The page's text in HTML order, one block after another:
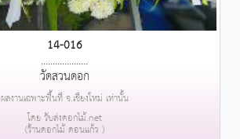
14-016
....................
วัดสวนดอก
ผลงานเฉพาะพื้นที่ จ.เชียงใหม่ เท่านั้น
โดย รับส่งดอกไม้.net
(ร้านดอกไม้ ดอนแก้ว )